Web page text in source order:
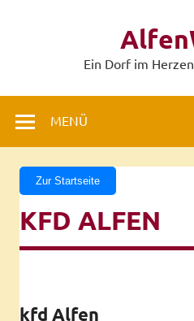
Ein Dorf im
MENÜ
Zur Startseite
KFD ALFEN
kfd Alfen